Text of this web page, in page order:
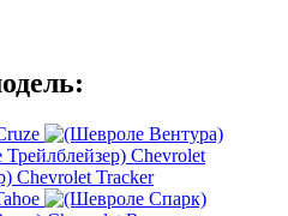
Chevrolet
Chevrolet Tracker